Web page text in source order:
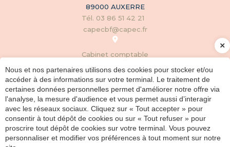
Espace client
Facebook
Twitter
LinkedIn
89000 AUXERRE
Tél. 03 86 51 42 21
capecbf@capec.fr
Cabinet comptable
179 Avenue de Paris
71100 CHALON-SUR-SAÔNE
Tél. 03 85 87 79 52
capec71@capec.fr
Cabinet comptable
de Mâcon
Nous et nos partenaires utilisons des cookies pour stocker et/ou
accéder à des informations sur votre terminal. Le traitement de
certaines données personnelles permet d'améliorer notre offre via
l'analyse, la mesure d'audience et vous permet aussi d’interagir
avec les réseaux sociaux. Cliquez sur « Tout accepter » pour
consentir à tout dépôt de cookies ou sur « Tout refuser » pour
proscrire tout dépôt de cookies sur votre terminal. Vous pouvez
personnaliser et modifier vos préférences à tout moment sur notre